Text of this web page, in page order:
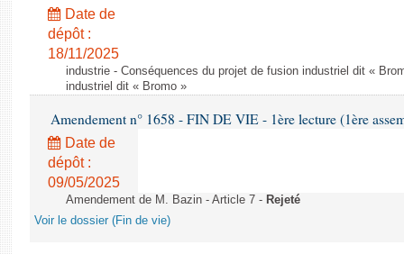
Date de
dépôt :
18/11/2025
industrie - Conséquences du projet de fusion industriel dit «
industriel dit « Bromo »
Amendement n° 1658 - FIN DE VIE - 1ère lecture (1ère
Date de
dépôt :
09/05/2025
Amendement de M. Bazin - Article 7 - Rejeté
Voir le dossier (Fin de vie)